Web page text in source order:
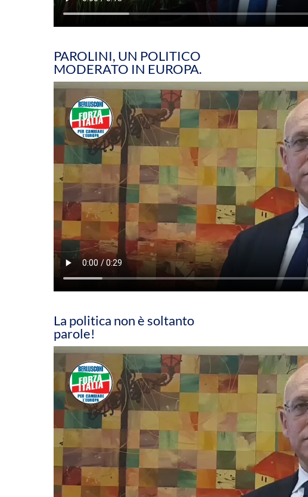
PAROLINI, UN POLITICO
MODERATO IN EUROPA.
La politica non è soltanto
parole!